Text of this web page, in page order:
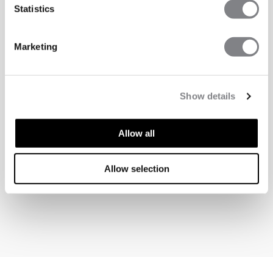
Statistics
Marketing
Show details
Allow all
Allow selection